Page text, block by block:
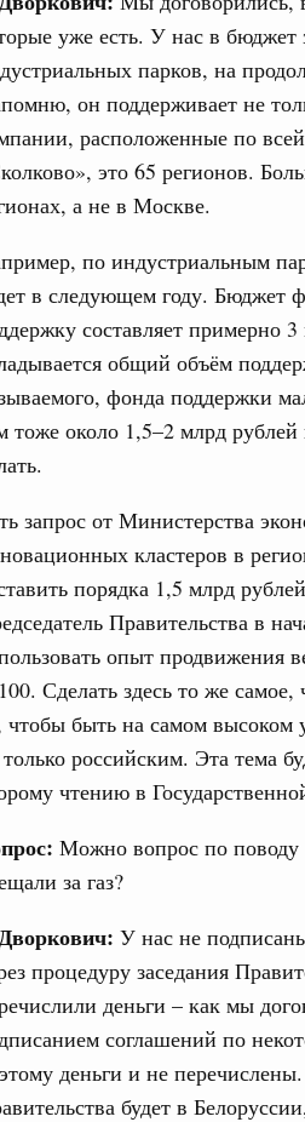
уже есть. У нас в
парков, на
он поддерживает не
расположенные по
это 65 регионов.
а не в Москве.
по индустриальным
в следующем году. Бюджет
составляет примерно
общий объём
фонда поддержки
тоже около 1,5–2 млрд рублей
запрос от Министерства
кластеров в
порядка 1,5 млрд
Правительства в
опыт продвижения
Сделать здесь то же
чтобы быть на самом высоком
российским. Эта тема
чтению в
Можно вопрос по поводу
за газ?
У нас не
процедуру заседания
деньги – как мы
соглашений по
деньги и не
будет в
о
технологическим
5 августа, среда
коммунальное хозяйство
Более 4,3 тыс.
при участии Фонда
совещание по
кураторства в
политика
Всемирный
сообщество людей,
за будущее
проект «Инфраструктура
Ввод нежилых зданий
отношения. Кадастровая
По решению
перейдёт более
и въездной туризм
Внутренний
– на 20,1%
бензина и дизельного топлива